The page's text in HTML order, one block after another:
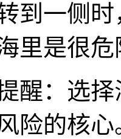
到一侧
里是很危
：选择
险的核心